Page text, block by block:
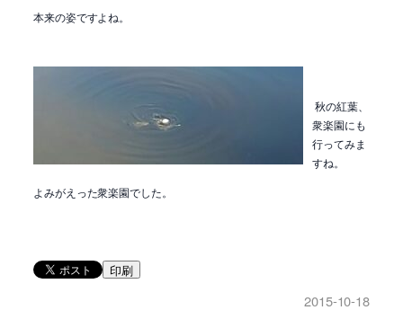
本来の姿ですよね。
秋の紅葉、
衆楽園にも
行ってみま
すね。
よみがえった衆楽園でした。
印刷
2015-10-18